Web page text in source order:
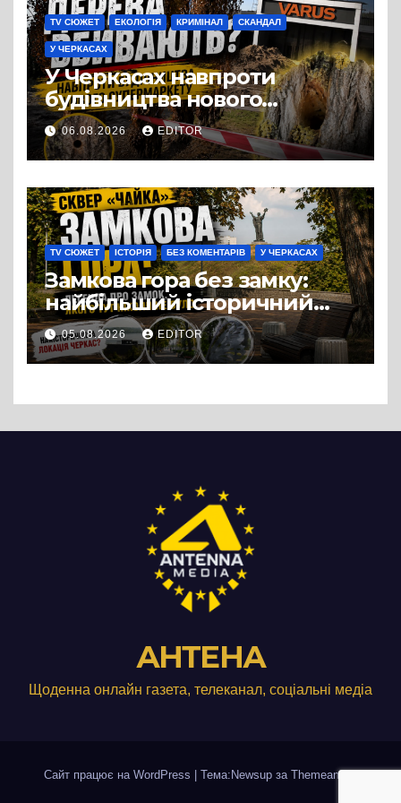
TV СЮЖЕТ ЕКОЛОГІЯ КРИМІНАЛ СКАНДАЛ
У ЧЕРКАСАХ
У Черкасах навпроти
будівництва нового
супермаркету VARUS на
проспекті Перемоги всохли
дерева. І це навряд чи
можна назвати
випадковістю
06.08.2026 EDITOR
TV СЮЖЕТ ІСТОРІЯ БЕЗ КОМЕНТАРІВ У ЧЕРКАСАХ
Замкова гора без замку:
найбільший історичний
міф Черкас
05.08.2026 EDITOR
АНТЕНА
Щоденна онлайн газета, телеканал, соціальні медіа
Сайт працює на WordPress Тема:Newsup за Themeansar